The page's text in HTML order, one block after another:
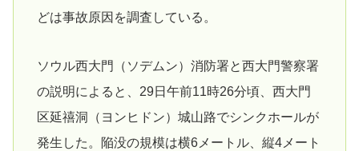
どは事故原因を調査している。
ソウル西大門（ソデムン）消防署と西大門警察署
の説明によると、29日午前11時26分頃、西大門
区延禧洞（ヨンヒドン）城山路でシンクホールが
発生した。陥没の規模は横6メートル、縦4メート